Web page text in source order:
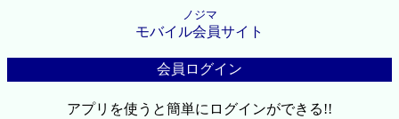
ノジマ
モバイル会員サイト
会員ログイン
アプリを使うと簡単にログインができる!!